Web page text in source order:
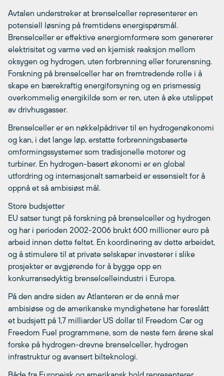
Avtalen understreker at brenselceller representerer en
potensiell løsning på fremtidens energispørsmål.
Brenselceller er effektive energiomformere som genererer
elektrisitet og varme ved en kjemisk reaksjon mellom
oksygen og hydrogen, uten forbrenning eller forurensning.
Forskning på brenselceller har en fremtredende rolle i å
skape en bærekraftig energiforsyning og en prismessig
overkommelig energikilde som er ren, uten å øke utslippet
av drivhusgasser.
Brenselceller er en nøkkelpådriver til en hydrogenøkonomi
og kan, i det lange løp, erstatte forbrenningsbaserte
omformingssystemer som tradisjonelle motorer og
turbiner. En hydrogen-basert økonomi er en global
utfordring og internasjonalt samarbeid er essensielt for å
oppnå et så ambisiøst mål.
Store budsjetter
EU satser tungt på forskning på brenselceller og hydrogen
og har i perioden 2002-2006 brukt 600 millioner euro på
arbeid innen dette feltet. En koordinering av dette arbeidet,
og å stimulere til at private selskaper investerer i slike
prosjekter er avgjørende for å bygge opp en
konkurransedyktig brenselcelleindustri i Europa.
På den andre siden av Atlanteren er de ennå mer
ambisiøse og de amerikanske myndighetene har foreslått
et budsjett på 1,7 milliarder US dollar til Freedom Car og
Freedom Fuel programmene, som de neste fem årene skal
forske på hydrogen-drevne brenselceller, hydrogen
infrastruktur og avansert bilteknologi.